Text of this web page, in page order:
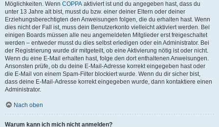
Möglichkeiten. Wenn COPPA aktiviert ist und du angegeben hast, dass du
unter 13 Jahre alt bist, musst du bzw. einer deiner Eltern oder deiner
Erziehungsberechtigten den Anweisungen folgen, die du erhalten hast. Wenn
dies nicht der Fall ist, muss dein Benutzerkonto vielleicht aktiviert werden. Bei
einigen Boards müssen alle neu angemeldeten Mitglieder erst freigeschaltet
werden – entweder musst du dies selbst erledigen oder ein Administrator. Bei
der Registrierung wurde dir mitgeteilt, ob eine Aktivierung nötig ist oder nicht.
Wenn du eine E-Mail erhalten hast, folge den dort enthaltenen Anweisungen.
Ansonsten prüfe, ob du deine E-Mail-Adresse korrekt eingegeben hast oder
die E-Mail von einem Spam-Filter blockiert wurde. Wenn du dir sicher bist,
dass deine E-Mail-Adresse korrekt eingegeben wurde, dann kontaktiere einen
Administrator.
Nach oben
Warum kann ich mich nicht anmelden?